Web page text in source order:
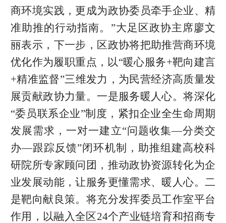
商环境实践，更成为政协委员牵手企业、精
准助推的行动指南。”大足区政协主席廖文
丽表示，下一步，区政协将把助推营商环境
优化作为履职重点，以“暖心服务+靶向建言
+精准监督”三维发力，为民营经济高质量发
展贡献政协力量。一是服务暖人心。将深化
“委员联系企业”制度，紧扣企业全生命周期
发展需求，一对一建立“问题收集—分类交
办—跟踪反馈”闭环机制，助推组建高校科
研院所专家顾问团，推动政协资源转化为企
业发展动能，让服务更懂需求、暖人心。二
是靶向献良策。将充分发挥委员工作室平台
作用，以融入全区24个产业链培育和招商专